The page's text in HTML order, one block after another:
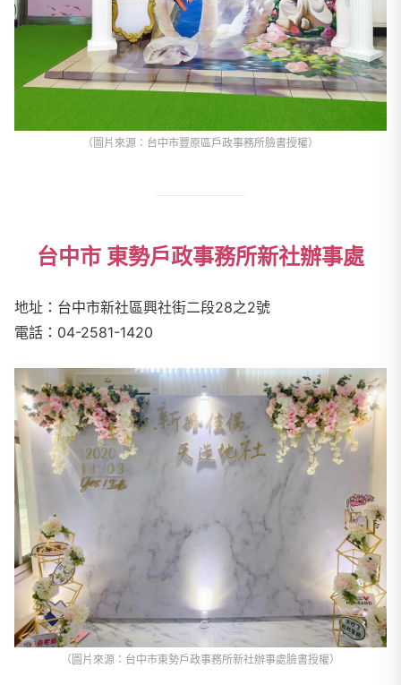
（圖片來源：台中市豐原區戶政事務所臉書授權）
台中市 東勢戶政事務所新社辦事處
地址：台中市新社區興社街二段28之2號
電話： 04-2581-1420
（圖片來源：台中市東勢戶政事務所新社辦事處臉書授權）